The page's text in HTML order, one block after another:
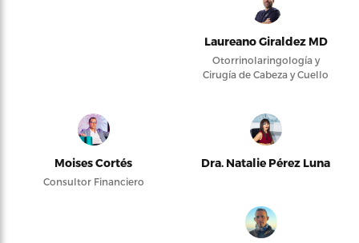
Laureano Giraldez MD
Otorrinolaringología y
Cirugía de Cabeza y Cuello
Moises Cortés
Consultor Financiero
Dra. Natalie Pérez Luna